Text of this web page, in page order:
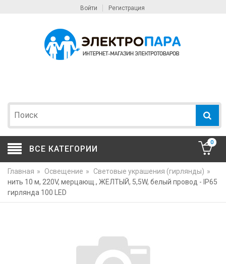
Войти Регистрация
ВСЕ КАТЕГОРИИ
0
Главная » Освещение » Световые украшения (гирлянды) »
нить 10 м, 220V, мерцающ., ЖЕЛТЫЙ, 5,5W, белый провод - IP65
гирлянда 100 LED